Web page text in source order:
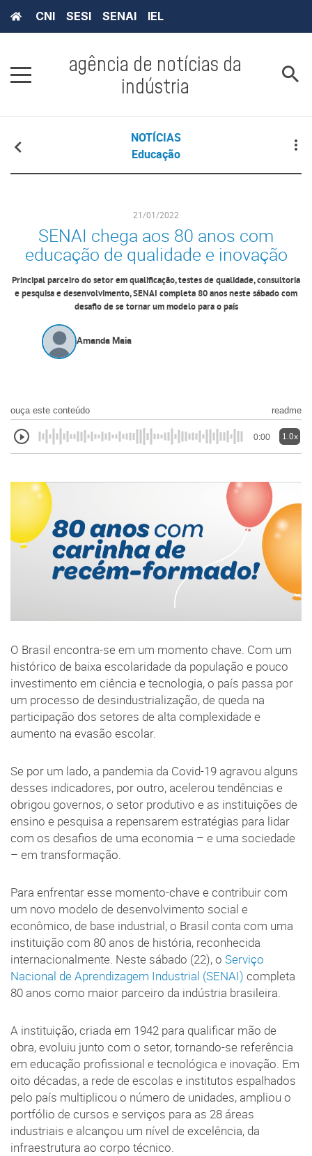
CNI SESI SENAI IEL
agência de notícias da
indústria
NOTÍCIAS
Educação
21/01/2022
SENAI chega aos 80 anos com
educação de qualidade e inovação
Principal parceiro do setor em qualificação, testes de qualidade, consultoria
e pesquisa e desenvolvimento, SENAI completa 80 anos neste sábado com
desafio de se tornar um modelo para o país
Amanda Maia
ouça este conteúdo readme
0:00 1.0x
O Brasil encontra-se em um momento chave. Com um
histórico de baixa escolaridade da população e pouco
investimento em ciência e tecnologia, o país passa por
um processo de desindustrialização, de queda na
participação dos setores de alta complexidade e
aumento na evasão escolar.
Se por um lado, a pandemia da Covid-19 agravou alguns
desses indicadores, por outro, acelerou tendências e
obrigou governos, o setor produtivo e as instituições de
ensino e pesquisa a repensarem estratégias para lidar
com os desafios de uma economia – e uma sociedade
– em transformação.
Para enfrentar esse momento-chave e contribuir com
um novo modelo de desenvolvimento social e
econômico, de base industrial, o Brasil conta com uma
instituição com 80 anos de história, reconhecida
internacionalmente. Neste sábado (22), o Serviço
Nacional de Aprendizagem Industrial (SENAI) completa
80 anos como maior parceiro da indústria brasileira.
A instituição, criada em 1942 para qualificar mão de
obra, evoluiu junto com o setor, tornando-se referência
em educação profissional e tecnológica e inovação. Em
oito décadas, a rede de escolas e institutos espalhados
pelo país multiplicou o número de unidades, ampliou o
portfólio de cursos e serviços para as 28 áreas
industriais e alcançou um nível de excelência, da
infraestrutura ao corpo técnico.